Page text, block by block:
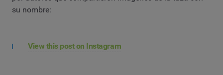
su nombre:
View this post on Instagram